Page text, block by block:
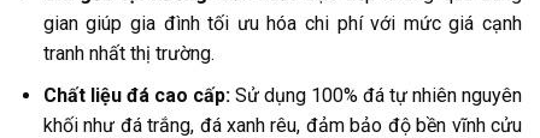
gian giúp gia đình tối ưu hóa chi phí với mức giá cạnh
tranh nhất thị trường.
Chất liệu đá cao cấp:Sử dụng 100% đá tự nhiên nguyên
khối như đá trắng, đá xanh rêu, đảm bảo độ bền vĩnh cửu